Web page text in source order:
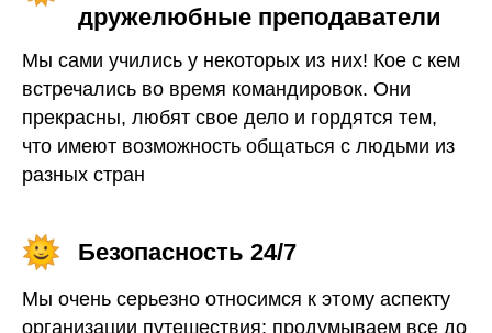
дружелюбные преподаватели
Мы сами учились у некоторых из них! Кое с кем
встречались во время командировок. Они
прекрасны, любят свое дело и гордятся тем,
что имеют возможность общаться с людьми из
разных стран
Безопасность 24/7
Мы очень серьезно относимся к этому аспекту
организации путешествия: продумываем все до